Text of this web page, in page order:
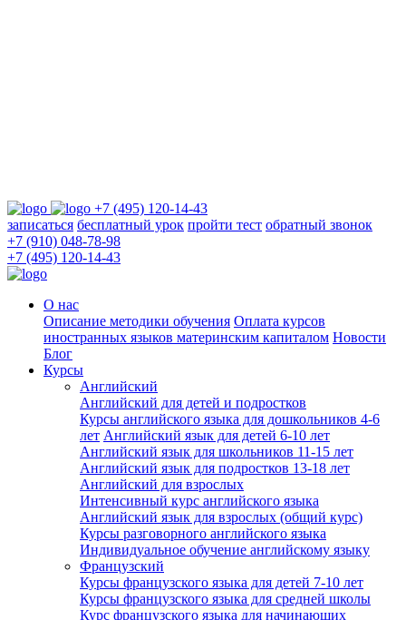
+7 (495) 120-14-43
записаться бесплатный урок пройти тест обратный звонок
+7 (910) 048-78-98
+7 (495) 120-14-43
О нас
Описание методики обучения Оплата курсов
иностранных языков материнским капиталом Новости
Блог
Курсы
Английский
Английский для детей и подростков
Курсы английского языка для дошкольников 4-6
лет Английский язык для детей 6-10 лет
Английский язык для школьников 11-15 лет
Английский язык для подростков 13-18 лет
Английский для взрослых
Интенсивный курс английского языка
Английский язык для взрослых (общий курс)
Курсы разговорного английского языка
Индивидуальное обучение английскому языку
Французский
Курсы французского языка для детей 7-10 лет
Курсы французского языка для средней школы
Курс французского языка для начинающих